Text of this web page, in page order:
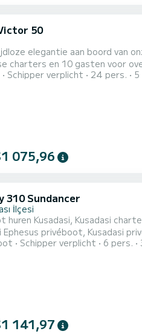
50
elegantie aan boord van
charters en 10 gasten voor
klassieke charme en modern
Schipper verplicht 24 pers. 5
075,96
310 Sundancer
İlçesi
huren Kusadasi, Kusadasi
Ephesus privéboot, Kusadasi
Kusadasi. Wij bieden u een
Schipper verplicht 6 pers.
141,97